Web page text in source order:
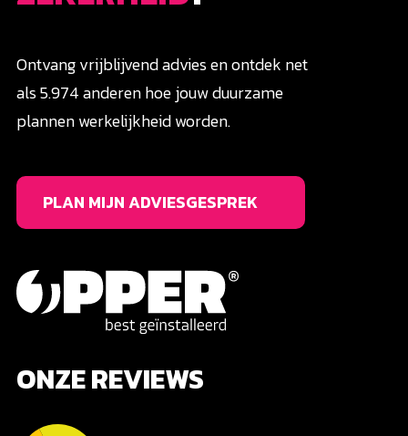
Ontvang vrijblijvend advies en ontdek net
als 5.974 anderen hoe jouw duurzame
plannen werkelijkheid worden.
PLAN MIJN ADVIESGESPREK
ONZE REVIEWS